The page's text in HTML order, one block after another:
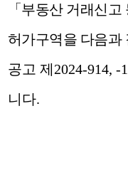
「부동산 거래신고
허가구역을 다음과
공고 제2024-914, -
니다.